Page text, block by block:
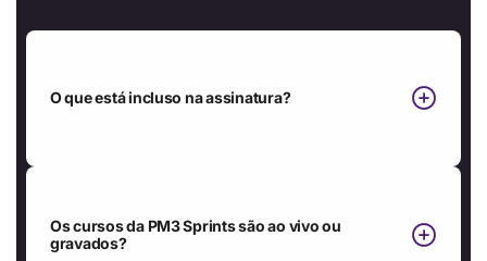
O que está incluso na assinatura?
Os cursos da PM3 Sprints são ao vivo ou
gravados?